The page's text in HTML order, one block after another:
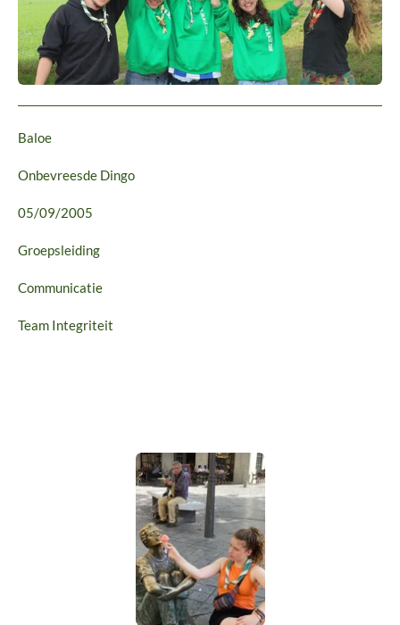
Baloe
Onbevreesde Dingo
05/09/2005
Groepsleiding
Communicatie
Team Integriteit